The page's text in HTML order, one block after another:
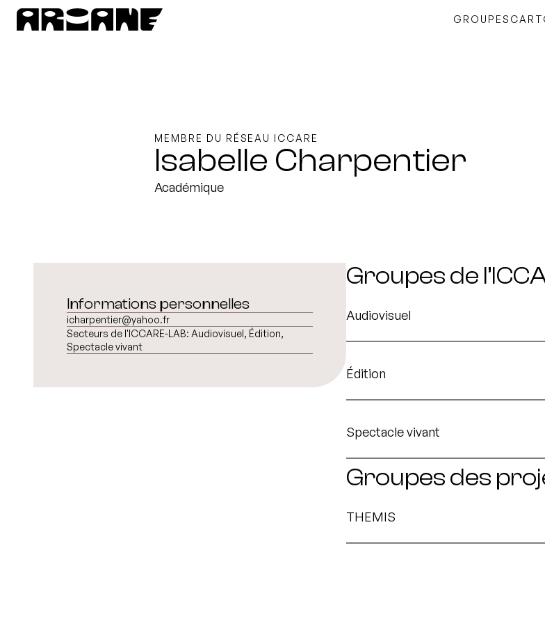
GROUPES
MEMBRE DU RÉSEAU ICCARE
Isabelle Charpentier
Académique
Informations personnelles
icharpentier@yahoo.fr
Secteurs de l'ICCARE-LAB: Audiovisuel, Édition,
Spectacle vivant
Groupes de
Audiovisuel
Édition
Spectacle vivant
Groupes des
THEMIS